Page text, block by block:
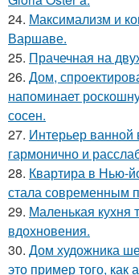
24. Максимализм и
Варшаве.
25. Прачечная на
26. Дом,
напоминает
сосен.
27. Интерьер ванной
гармонично и
28. Квартира в Нью-
стала современным
29. Маленькая кухня
вдохновения.
30. Дом художника
это пример того, как